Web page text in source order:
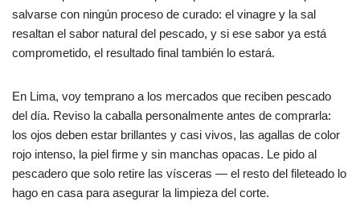
salvarse con ningún proceso de curado: el vinagre y la sal
resaltan el sabor natural del pescado, y si ese sabor ya está
comprometido, el resultado final también lo estará.
En Lima, voy temprano a los mercados que reciben pescado
del día. Reviso la caballa personalmente antes de comprarla:
los ojos deben estar brillantes y casi vivos, las agallas de color
rojo intenso, la piel firme y sin manchas opacas. Le pido al
pescadero que solo retire las vísceras — el resto del fileteado lo
hago en casa para asegurar la limpieza del corte.